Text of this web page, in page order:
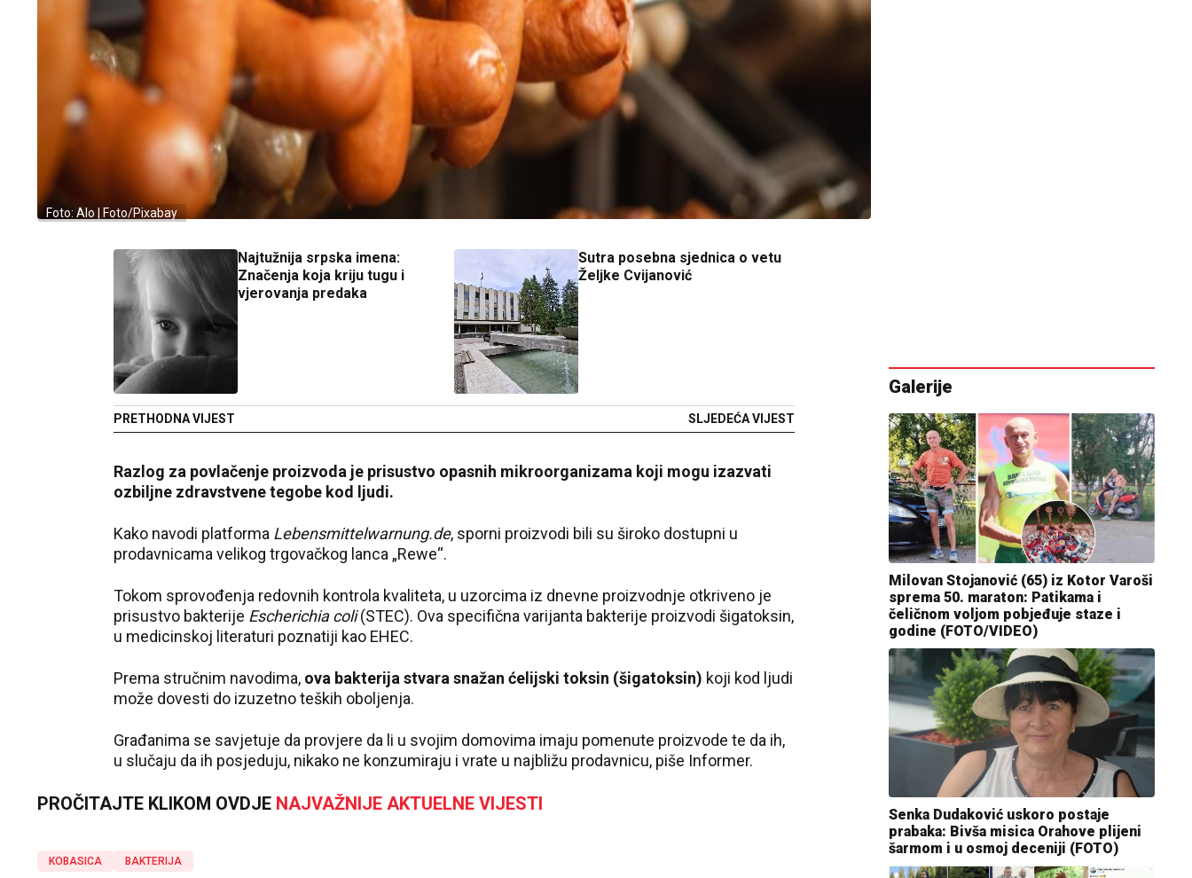
Foto: Alo | Foto/Pixabay
Najtužnija srpska imena:
Značenja koja kriju tugu i
vjerovanja predaka
PRETHODNA VIJEST
Sutra posebna sjednica o vetu
Željke Cvijanović
SLJEDEĆA VIJEST
Razlog za povlačenje proizvoda je prisustvo opasnih mikroorganizama koji mogu izazvati
ozbiljne zdravstvene tegobe kod ljudi.
Kako navodi platforma Lebensmittelwarnung.de, sporni proizvodi bili su široko dostupni u
prodavnicama velikog trgovačkog lanca „Rewe“.
Tokom sprovođenja redovnih kontrola kvaliteta, u uzorcima iz dnevne proizvodnje otkriveno je
prisustvo bakterije Escherichia coli(STEC). Ova specifična varijanta bakterije proizvodi šigatoksin,
u medicinskoj literaturi poznatiji kao EHEC.
Prema stručnim navodima, ova bakterija stvara snažan ćelijski toksin (šigatoksin) koji kod ljudi
može dovesti do izuzetno teških oboljenja.
Građanima se savjetuje da provjere da li u svojim domovima imaju pomenute proizvode te da ih,
u slučaju da ih posjeduju, nikako ne konzumiraju i vrate u najbližu prodavnicu, piše Informer.
PROČITAJTE KLIKOM OVDJE NAJVAŽNIJE AKTUELNE VIJESTI
KOBASICA BAKTERIJA
Galerije
Milovan Stojanović (65) iz Kotor Varoši
sprema 50. maraton: Patikama i
čeličnom voljom pobjeđuje staze i
godine (FOTO/VIDEO)
Senka Dudaković uskoro postaje
prabaka: Bivša misica Orahove plijeni
šarmom i u osmoj deceniji (FOTO)